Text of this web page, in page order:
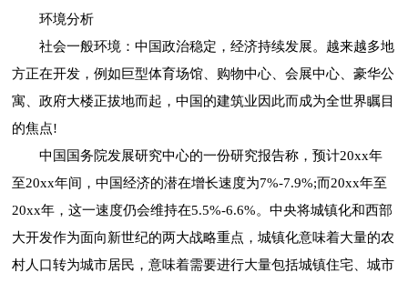
环境分析
社会一般环境：中国政治稳定，经济持续发展。越来越多地
方正在开发，例如巨型体育场馆、购物中心、会展中心、豪华公
寓、政府大楼正拔地而起，中国的建筑业因此而成为全世界瞩目
的焦点!
中国国务院发展研究中心的一份研究报告称，预计20xx年
至20xx年间，中国经济的潜在增长速度为7%-7.9%;而20xx年至
20xx年，这一速度仍会维持在5.5%-6.6%。中央将城镇化和西部
大开发作为面向新世纪的两大战略重点，城镇化意味着大量的农
村人口转为城市居民，意味着需要进行大量包括城镇住宅、城市